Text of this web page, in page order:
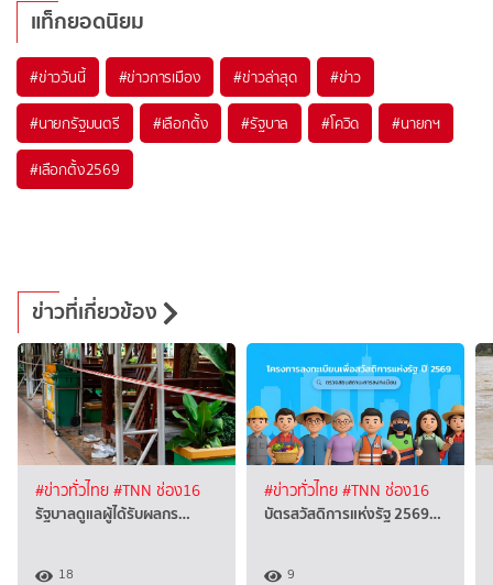
แท็กยอดนิยม
#ข่าววันนี้ #ข่าวการเมือง #ข่าวล่าสุด #ข่าว
#นายกรัฐมนตรี #เลือกตั้ง #รัฐบาล #โควิด #นายกฯ
#เลือกตั้ง2569
ข่าวที่เกี่ยวข้อง
#ข่าวทั่วไทย#TNN ช่อง16
รัฐบาลดูแลผู้ได้รับผลกร…
18
#ข่าวทั่วไทย#TNN ช่อง16
บัตรสวัสดิการแห่งรัฐ 2569…
9